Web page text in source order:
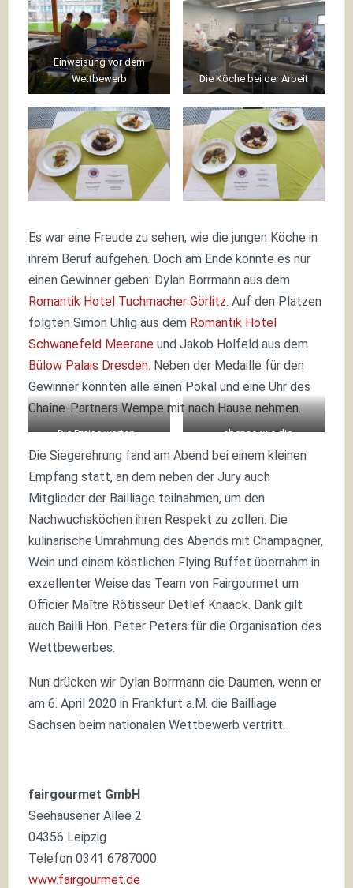
Einweisung vor dem
Wettbewerb
Die Köche bei der Arbeit
Es war eine Freude zu sehen, wie die jungen Köche in
ihrem Beruf aufgehen. Doch am Ende konnte es nur
einen Gewinner geben: Dylan Borrmann aus dem
Romantik Hotel Tuchmacher Görlitz. Auf den Plätzen
folgten Simon Uhlig aus dem Romantik Hotel
Schwanefeld Meerane und Jakob Holfeld aus dem
Bülow Palais Dresden. Neben der Medaille für den
Gewinner konnten alle einen Pokal und eine Uhr des
Chaîne-Partners Wempe mit nach Hause nehmen.
Die Preise warten…
…ebenso wie die
Teilnehmer auf’s Ergebnis
Die Siegerehrung fand am Abend bei einem kleinen
Empfang statt, an dem neben der Jury auch
Mitglieder der Bailliage teilnahmen, um den
Nachwuchsköchen ihren Respekt zu zollen. Die
kulinarische Umrahmung des Abends mit Champagner,
Wein und einem köstlichen Flying Buffet übernahm in
exzellenter Weise das Team von Fairgourmet um
Officier Maître Rôtisseur Detlef Knaack. Dank gilt
auch Bailli Hon. Peter Peters für die Organisation des
Wettbewerbes.
Nun drücken wir Dylan Borrmann die Daumen, wenn er
am 6. April 2020 in Frankfurt a.M. die Bailliage
Sachsen beim nationalen Wettbewerb vertritt.
fairgourmet GmbH
Seehausener Allee 2
04356 Leipzig
Telefon 0341 6787000
www.fairgourmet.de